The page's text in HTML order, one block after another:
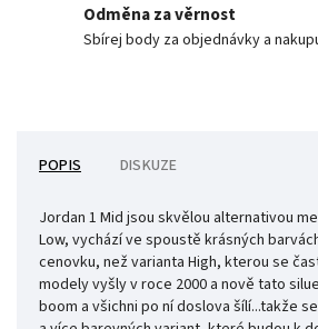
Odměna za věrnost
Sbírej body za objednávky a
POPIS DISKUZE
Jordan 1 Mid jsou skvělou alternativou
Low, vychází ve spoustě krásných
cenovku, než varianta High, kterou se
modely vyšly v roce 2000 a nově tato
boom a všichni po ní doslova šílí...takže